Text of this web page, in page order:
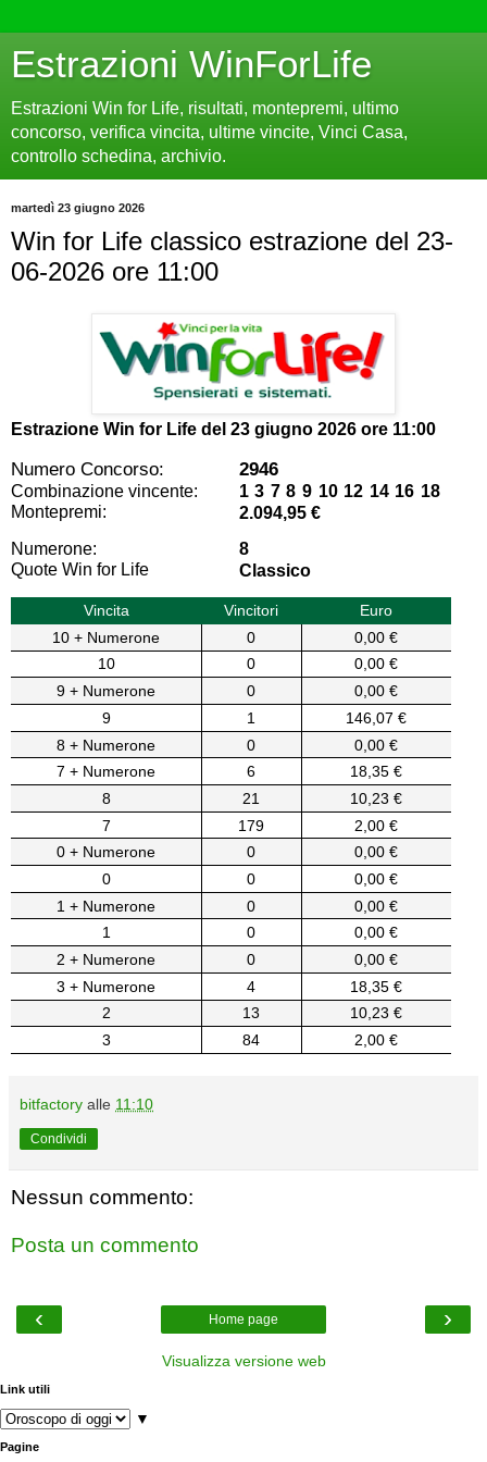
Estrazioni WinForLife
Estrazioni Win for Life, risultati, montepremi, ultimo
concorso, verifica vincita, ultime vincite, Vinci Casa,
controllo schedina, archivio.
martedì 23 giugno 2026
Win for Life classico estrazione del 23-
06-2026 ore 11:00
Estrazione Win for Life del 23 giugno 2026 ore 11:00
Numero Concorso: 2946
Combinazione vincente:
1 3 7 8 9 10 12 14 16 18
Montepremi:
2.094,95 €
Numerone:
8
Quote Win for Life
Classico
Vincita Vincitori
Euro
10 + Numerone
0
0,00 €
10
0
0,00 €
9 + Numerone
0
0,00 €
9
1
146,07 €
8 + Numerone
0
0,00 €
7 + Numerone
6
18,35 €
8
21
10,23 €
7
179
2,00 €
0 + Numerone
0
0,00 €
0
0
0,00 €
1 + Numerone
0
0,00 €
1
0
0,00 €
2 + Numerone
0
0,00 €
3 + Numerone
4
18,35 €
2
13
10,23 €
3
84 2,00 €
bitfactory alle 11:10
Condividi
Nessun commento:
Posta un commento
‹ ›
Home page
Visualizza versione web
Link utili
▼
Pagine